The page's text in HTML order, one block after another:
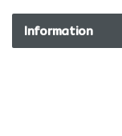
Information